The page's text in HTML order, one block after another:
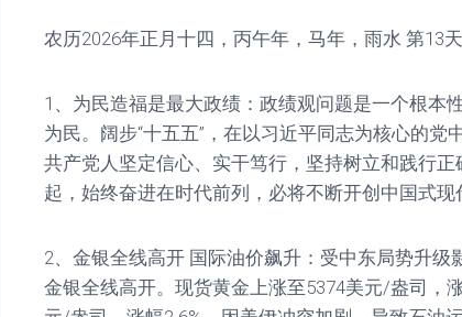
农历2026年正月十四，丙午年，马年，雨水 第13天
1、为民造福是最大政绩：政绩观问题是一个根本
为民。阔步“十五五”，在以习近平同志为核心的党
共产党人坚定信心、实干笃行，坚持树立和践行
起，始终奋进在时代前列，必将不断开创中国式现
2、金银全线高开 国际油价飙升：受中东局势升级
金银全线高开。现货黄金上涨至5374美元/盎司，